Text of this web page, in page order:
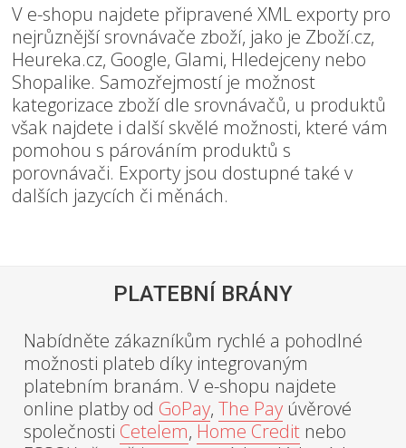
V e-shopu najdete připravené XML exporty pro
nejrůznější srovnávače zboží, jako je Zboží.cz,
Heureka.cz, Google, Glami, Hledejceny nebo
Shopalike. Samozřejmostí je možnost
kategorizace zboží dle srovnávačů, u produktů
však najdete i další skvělé možnosti, které vám
pomohou s párováním produktů s
porovnávači. Exporty jsou dostupné také v
dalších jazycích či měnách.
PLATEBNÍ BRÁNY
Nabídněte zákazníkům rychlé a pohodlné
možnosti plateb díky integrovaným
platebním branám. V e-shopu najdete
online platby od GoPay,The Pay úvěrové
společnosti Cetelem, Home Credit nebo